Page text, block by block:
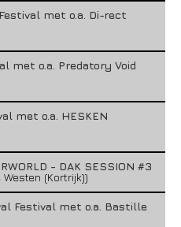
met o.a. Di-rect
met o.a. Predatory Void
met o.a. HESKEN
- DAK SESSION #3
(Kortrijk))
Festival met o.a. Bastille